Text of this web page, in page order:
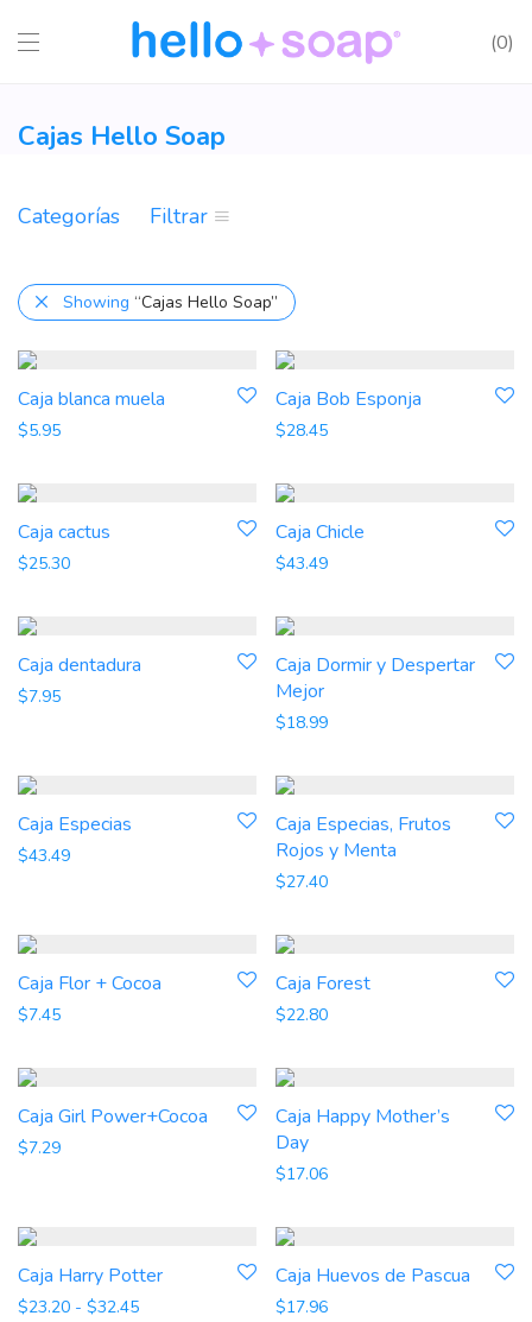
0
Cajas Hello Soap
Categorías Filtrar
Showing “Cajas Hello Soap”
Caja blanca muela
$5.95
Caja Bob Esponja
$28.45
Caja cactus
$25.30
Caja Chicle
$43.49
Caja dentadura
$7.95
Caja Dormir y Despertar
Mejor
$18.99
Caja Especias
$43.49
Caja Especias, Frutos
Rojos y Menta
$27.40
Caja Flor + Cocoa
$7.45
Caja Forest
$22.80
Caja Girl Power+Cocoa
$7.29
Caja Happy Mother’s
Day
$17.06
Caja Harry Potter
$23.20 - $32.45Rango de precios: desde $23.20 hasta $32.45
Caja Huevos de Pascua
$17.96